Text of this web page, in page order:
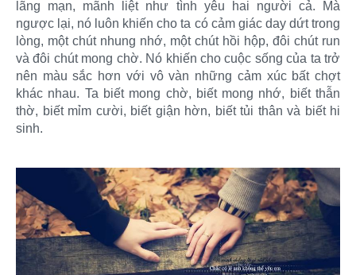
lãng mạn, mãnh liệt như tình yêu hai người cả. Mà
ngược lại, nó luôn khiến cho ta có cảm giác day dứt trong
lòng, một chút nhung nhớ, một chút hồi hộp, đôi chút run
và đôi chút mong chờ. Nó khiến cho cuộc sống của ta trở
nên màu sắc hơn với vô vàn những cảm xúc bất chợt
khác nhau. Ta biết mong chờ, biết mong nhớ, biết thẫn
thờ, biết mỉm cười, biết giận hờn, biết tủi thân và biết hi
sinh.